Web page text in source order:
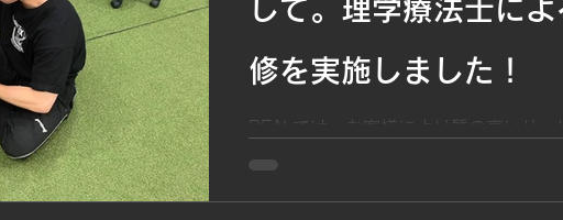
して。理学療法士に
修を実施しました！
REALでは、お客様により質の高いサー
した。 テーマは、 「スクワット・デ